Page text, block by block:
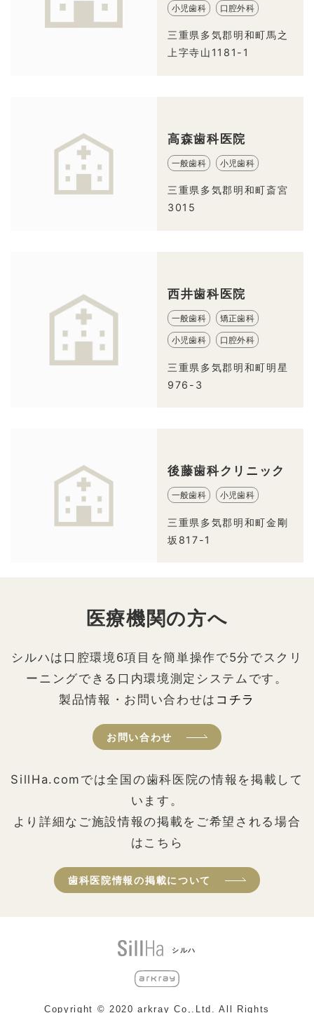
小児歯科 口腔外科
三重県多気郡明和町馬之
上字寺山1181-1
高森歯科医院
一般歯科 小児歯科
三重県多気郡明和町斎宮
3015
西井歯科医院
一般歯科 矯正歯科
小児歯科 口腔外科
三重県多気郡明和町明星
976-3
後藤歯科クリニック
一般歯科 小児歯科
三重県多気郡明和町金剛
坂817-1
医療機関の方へ
シルハは口腔環境6項目を簡単操作で5分でスクリ
ーニングできる口内環境測定システムです。
製品情報・お問い合わせは コチラ
お問い合わせ
SillHa.comでは全国の歯科医院の情報を掲載して
います。
より詳細なご施設情報の掲載をご希望される場合
はこちら
歯科医院情報の掲載について
シルハ
Copyright © 2020 arkray Co,.Ltd. All Rights